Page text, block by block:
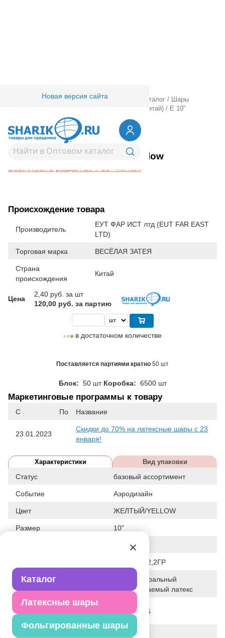
Каталог
Латексные шары
Фольгированные шары
Новая версия сайта
Товары для праздника/ Оптовый каталог /
Шары
ЕУТ 10" (Китай) / Е 10"
1102-1567Е 10" Металлик Yellow
Вернуться в раздел ЕУТ 10" (Китай)
Происхождение товара
Производитель
ЕУТ ФАР ИСТ лтд (EUT FAR EAST
LTD)
Торговая марка ВЕСЁЛАЯ ЗАТЕЯ
Страна
происхождения
Китай
Цена
2,40 руб. за шт
120,00 руб. за партию
в достаточном количестве
Поставляется партиями кратно 50 шт
Блок: 50 шт Коробка: 6500 шт
Маркетинговые программы к товару
С По Название
23.01.2023
Скидки до 70% на латексные шары с 23
января!
Характеристики Вид упаковки
Статус базовый ассортимент
Событие Аэродизайн
Цвет ЖЕЛТЫЙ/YELLOW
Размер 10"
КРУГЛЫЙ
10"/25СМ 2,2ГР
Исходный материал
100% натуральный
биоразлагаемый латекс
Дата последнего
изменения элемента
05-07-2026
2.200 г